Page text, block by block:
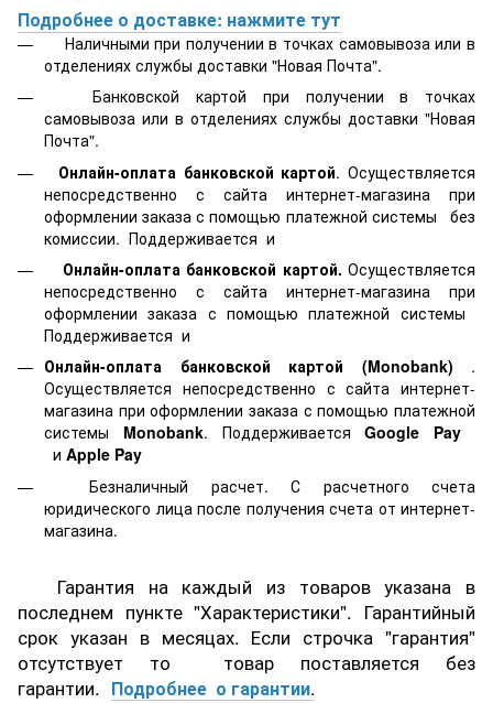
Подробнее о доставке: нажмите тут
Наличными при получении в точках самовывоза или в
отделениях службы доставки "Новая Почта".
Банковской картой при получении в точках
самовывоза или в отделениях службы доставки "Новая
Почта".
Онлайн-оплата банковской картой. Осуществляется
непосредственно с сайта интернет-магазина при
оформлении заказа с помощью платежной системы
без
комиссии. Поддерживается и
Онлайн-оплата банковской картой. Осуществляется
непосредственно с сайта интернет-магазина при
оформлении заказа с помощью платежной системы
Поддерживается и
Онлайн-оплата банковской картой
(Monobank) .
Осуществляется непосредственно с сайта интернет-
магазина при оформлении заказа с помощью платежной
системы Monobank. ПоддерживаетсяGoogle Pay
и Apple Pay
Безналичный расчет. С расчетного счета
юридического лица после получения счета от интернет-
магазина.
Гарантия на каждый из товаров указана в
последнем пункте "Характеристики". Гарантийный
срок указан в месяцах. Если строчка "гарантия"
отсутствует то товар поставляется без
гарантии. Подробнее о гарантии.